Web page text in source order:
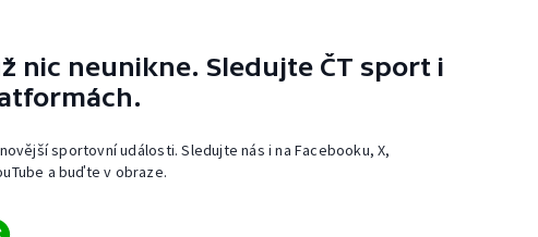
nic neunikne. Sledujte ČT sport i
sportovní události. Sledujte nás i na Facebooku, X,
a buďte v obraze.